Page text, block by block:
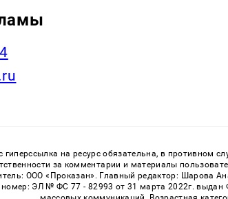
на ресурс обязательна, в противном
за комментарии и материалы
ООО «Проказан». Главный редактор: Шарова
ЭЛ № ФС 77 - 82993 от 31 марта 2022г.